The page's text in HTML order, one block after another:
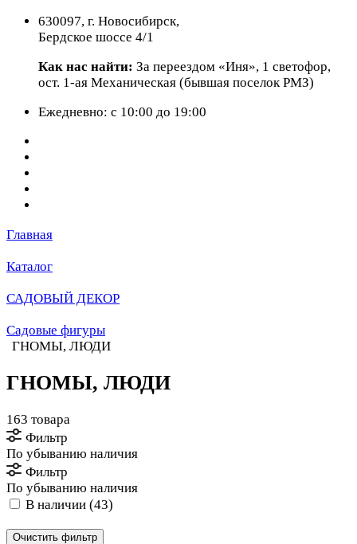
630097, г. Новосибирск,
Бердское шоссе 4/1
Как нас найти: За переездом «Иня», 1 светофор,
ост. 1-ая Механическая (бывшая поселок РМЗ)
Ежедневно: с 10:00 до 19:00
Главная
Каталог
САДОВЫЙ ДЕКОР
Садовые фигуры
ГНОМЫ, ЛЮДИ
ГНОМЫ, ЛЮДИ
163 товара
Фильтр
По убыванию наличия
Фильтр
По убыванию наличия
В наличии (43)
Очистить фильтр